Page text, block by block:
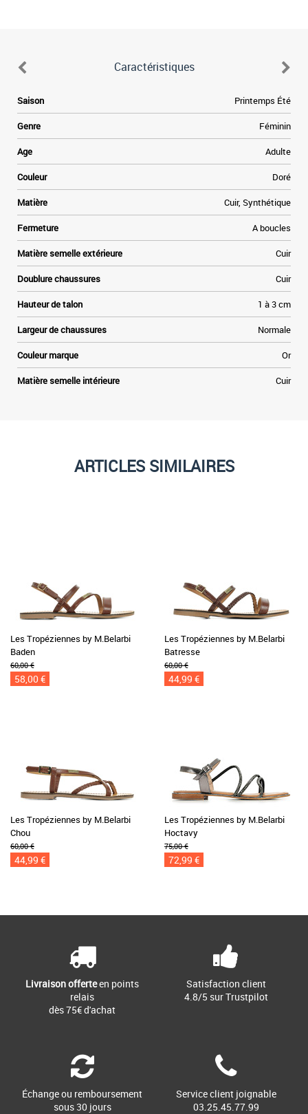
Caractéristiques
Saison Printemps Été
Genre Féminin
Age Adulte
Couleur Doré
Matière Cuir, Synthétique
Fermeture A boucles
Matière semelle extérieure Cuir
Doublure chaussures Cuir
Hauteur de talon 1 à 3 cm
Largeur de chaussures Normale
Couleur marque Or
Matière semelle intérieure Cuir
ARTICLES SIMILAIRES
Les Tropéziennes by M.Belarbi
Baden
60,00 €
58,00 €
Les Tropéziennes by M.Belarbi
Batresse
60,00 €
44,99 €
Les Tropéziennes by M.Belarbi
Chou
60,00 €
44,99 €
Les Tropéziennes by M.Belarbi
Hoctavy
75,00 €
72,99 €
Livraison offerteen points
relais
dès 75€ d'achat
Satisfaction client
4.8/5 sur Trustpilot
Échange ou remboursement
sous 30 jours
Service client joignable
03.25.45.77.99